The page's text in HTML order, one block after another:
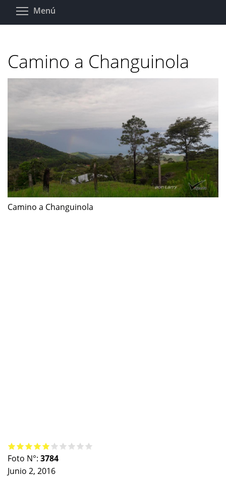
Pasar
Menú
Camino a Changuinola
Camino a Changuinola
Foto N°: 3784
Junio 2, 2016